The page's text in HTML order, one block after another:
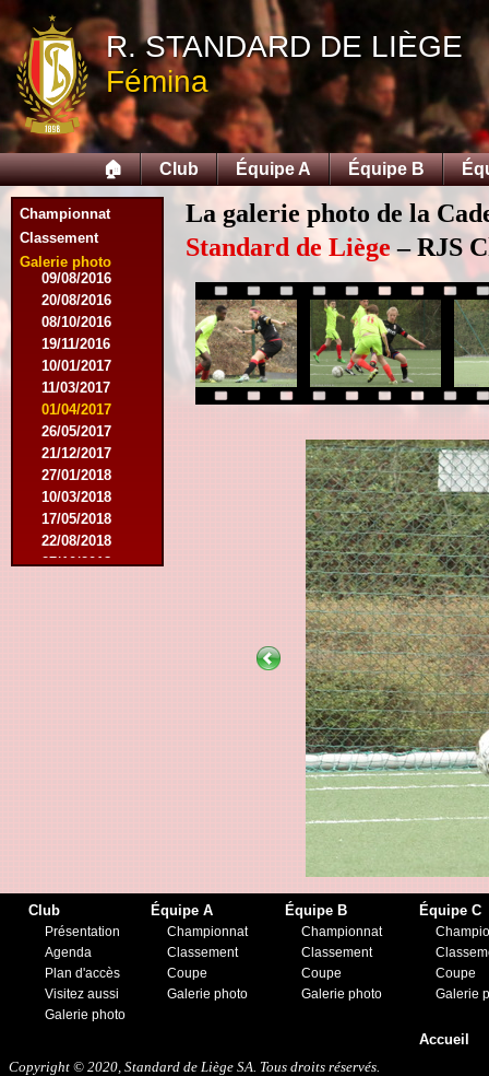
R. STANDARD DE LIÈGE
Fémina
🏠 Club Équipe A Équipe B
Championnat
Classement
Galerie photo
19/09/2015
10/10/2015
05/12/2015
12/12/2015
09/02/2016
27/02/2016
09/03/2016
12/03/2016
19/03/2016
16/04/2016
21/05/2016
27/05/2016
09/08/2016
20/08/2016
08/10/2016
19/11/2016
10/01/2017
11/03/2017
01/04/2017
26/05/2017
21/12/2017
27/01/2018
10/03/2018
17/05/2018
22/08/2018
27/10/2018
La galerie photo de la
Standard de Liège– RJS
Club
Présentation
Agenda
Plan d'accès
Visitez aussi
Galerie photo
Équipe A
Championnat
Classement
Coupe
Galerie photo
Équipe B
Championnat
Classement
Coupe
Galerie photo
Équipe C
Coupe
Galerie
Accueil
Copyright © 2020, Standard de Liège SA. Tous droits réservés.